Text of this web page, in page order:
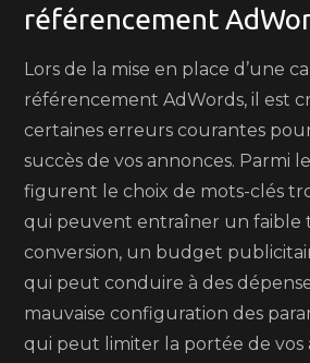
référencement
Lors de la mise en place d’une
référencement AdWords, il est
certaines erreurs courantes
succès de vos annonces. Parmi
figurent le choix de mots-clés
qui peuvent entraîner un faible
conversion, un budget
qui peut conduire à des
mauvaise configuration des
qui peut limiter la portée de vos